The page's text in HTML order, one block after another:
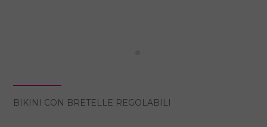
BIKINI CON BRETELLE REGOLABILI